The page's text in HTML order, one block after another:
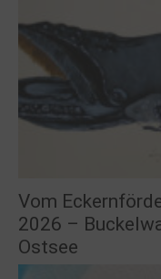
Vom
2026 –
Ostsee